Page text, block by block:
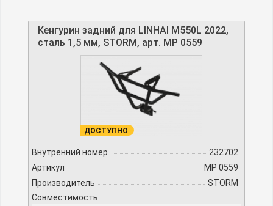
Кенгурин задний для LINHAI M550L 2022,
сталь 1,5 мм, STORM, арт. MP 0559
ДОСТУПНО
Внутренний номер
232702
Артикул
MP 0559
Производитель
STORM
Совместимость :